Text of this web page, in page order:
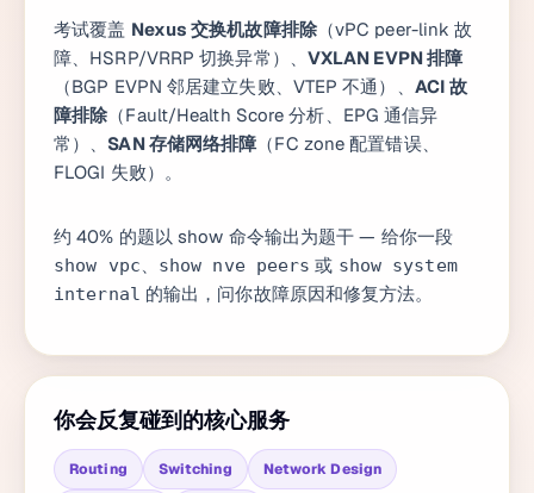
考试覆盖 Nexus 交换机故障排除（vPC peer-link 故
障、HSRP/VRRP 切换异常）、 VXLAN EVPN 排障
（BGP EVPN 邻居建立失败、VTEP 不通）、 ACI 故
障排除 （Fault/Health Score 分析、EPG 通信异
常）、 SAN 存储网络排障 （FC zone 配置错误、
FLOGI 失败）。
约 40% 的题以 show 命令输出为题干 — 给你一段
show vpc、 show nve peers 或 show system
internal 的输出，问你故障原因和修复方法。
你会反复碰到的核心服务
Routing Switching Network Design